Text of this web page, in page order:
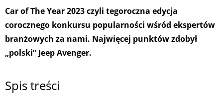
Car of The Year 2023 czyli tegoroczna edycja
corocznego konkursu popularności wśród ekspertów
branżowych za nami. Najwięcej punktów zdobył
„polski” Jeep Avenger.
Spis treści